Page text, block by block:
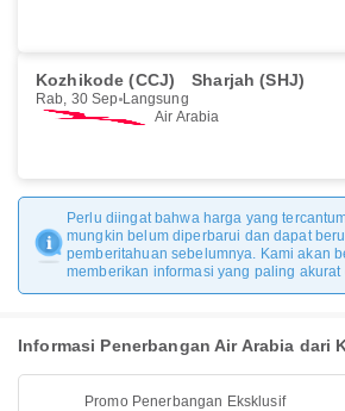
Kozhikode (CCJ) Sharjah (SHJ)
Rab, 30 Sep Langsung
Air Arabia
Perlu diingat bahwa harga yang
mungkin belum diperbarui dan dapat
pemberitahuan sebelumnya. Kami akan
memberikan informasi yang paling akurat
Informasi Penerbangan Air Arabia dari
Promo Penerbangan Eksklusif